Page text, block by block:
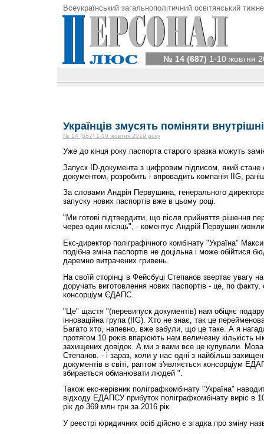
Всеукраїнський загальнополітичний освітянський
№ 14 (687) 1-10 жовтня
Українців змусять поміняти
№ 14 (687) 1-10 жовтня 2019 року
Уже до кінця року паспорта старого зразка можуть
Запуск ID-документа з цифровим підписом, який стане
документом, розробить і впровадить компанія IІG,
За словами Андрія Первушина, генерального
запуску нових паспортів вже в цьому році.
"Ми готові підтвердити, що після прийняття рішення
через один місяць", - коментує Андрій Первушин
Екс-директор поліграфічного комбінату "Україна"
подібна зміна паспортів не доцільна і може обійтися
даремно витрачених гривень.
На своїй сторінці в Фейсбуці Степанов звертає увагу
доручать виготовлення нових паспортів - це, по
консорціум ЄДАПС.
"Це" щастя "(перевипуск документів) нам обіцяє
інноваційна група (IIG). Хто не знає, так це
Багато хто, напевно, вже забули, що це таке. А я
протягом 10 років впарюють нам величезну кількість
захищених довідок. А ми з вами все це купували.
Степанов. - і зараз, коли у нас одні з найбільш
документів в світі, раптом з'являється консорціум
збирається обманювати людей ".
Також екс-керівник поліграфкомбінату "Україна"
відходу ЕДАПСУ прибуток поліграфкомбінату виріс в
рік до 369 млн грн за 2016 рік.
У реєстрі юридичних осіб дійсно є згадка про зміну